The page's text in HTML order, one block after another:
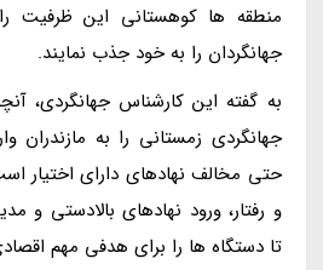
جهانگردان را به خود جذب نمایند.
به گفته این کارشناس جهانگردی،
جهانگردی زمستانی را به مازندران
حتی مخالف نهادهای دارای اختیار
و رفتار، ورود نهادهای بالادستی و
تا دستگاه ها را برای هدفی مهم